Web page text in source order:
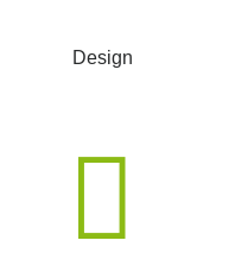
Design